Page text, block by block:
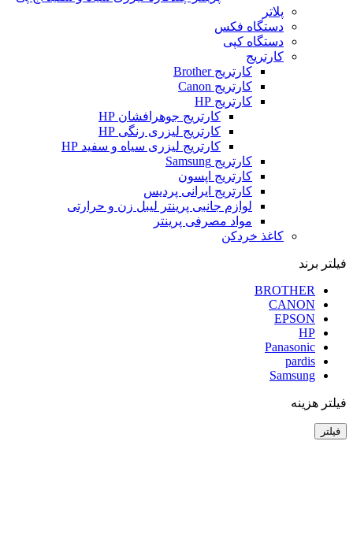
پلاتر
دستگاه فکس
دستگاه کپی
کارتریج
کارتریج Brother
کارتریج Canon
کارتریج HP
کارتریج جوهرافشان HP
کارتریج لیزری رنگی HP
کارتریج لیزری سیاه و سفید HP
کارتریج Samsung
کارتریج اپسون
کارتریج ایرانی پردیس
لوازم جانبی پرینتر لیبل زن و حرارتی
مواد مصرفی پرینتر
کاغذ خردکن
فیلتر برند
BROTHER
CANON
EPSON
HP
Panasonic
pardis
Samsung
فیلتر هزینه
فیلتر